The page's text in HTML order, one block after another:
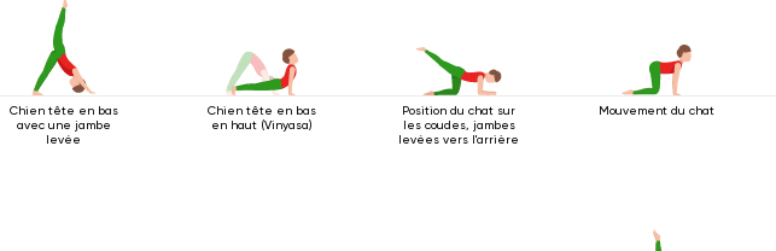
Chien tête en bas
avec une jambe
levée
Chien tête en bas
en haut (Vinyasa)
Position du chat sur
les coudes, jambes
levées vers l'arrière
Mouvement du chat